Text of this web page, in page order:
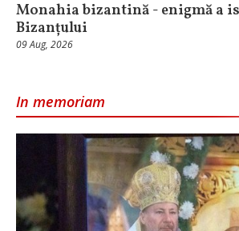
Monahia bizantină - enigmă a
Bizanțului
09 Aug, 2026
In memoriam